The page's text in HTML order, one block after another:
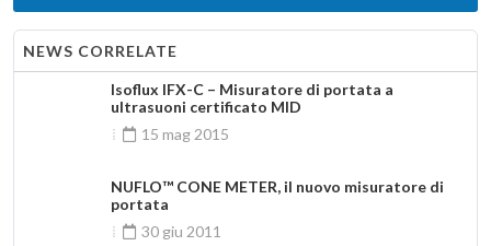
NEWS CORRELATE
Isoflux IFX-C – Misuratore di portata a
ultrasuoni certificato MID
15 mag 2015
NUFLO™ CONE METER, il nuovo misuratore di
portata
30 giu 2011